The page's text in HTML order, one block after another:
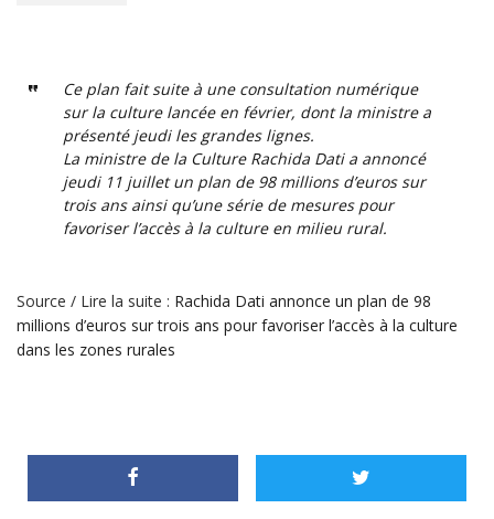
Ce plan fait suite à une consultation numérique
sur la culture lancée en février, dont la ministre a
présenté jeudi les grandes lignes.
La ministre de la Culture Rachida Dati a annoncé
jeudi 11 juillet un plan de 98 millions d’euros sur
trois ans ainsi qu’une série de mesures pour
favoriser l’accès à la culture en milieu rural.
Source / Lire la suite : Rachida Dati annonce un plan de 98
millions d’euros sur trois ans pour favoriser l’accès à la culture
dans les zones rurales